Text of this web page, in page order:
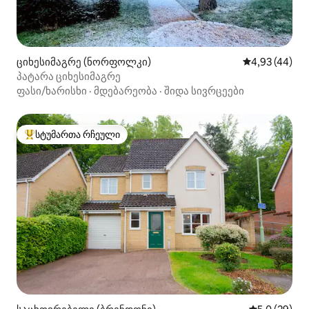
ციხესიმაგრე (ნორფოლკი) საშუალო
4,93 (44)
პატარა ციხესიმაგრე
ფასი/ხარისხი · მდებარეობა · შიდა სივრცეები
სტუმართა რჩეული მოწინავე ვარიანტი
სტუმართა რჩეული